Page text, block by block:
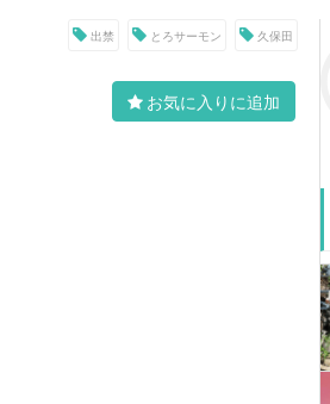
出禁 とろサーモン 久保田
お気に入りに追加